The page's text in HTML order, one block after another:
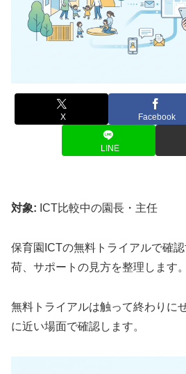
X Facebook
LINE
対象: ICT比較中の園長・主任
保育園ICTの無料トライアルで確
荷、サポートの見方を整理します。
無料トライアルは触って終わりに
に近い場面で確認します。